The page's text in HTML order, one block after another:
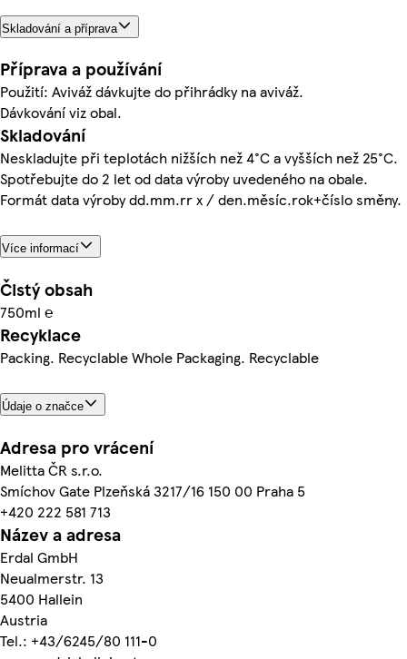
Skladování a příprava
Příprava a používání
Použití: Aviváž dávkujte do přihrádky na aviváž.
Dávkování viz obal.
Skladování
Neskladujte při teplotách nižších než 4°C a vyšších než 25°C.
Spotřebujte do 2 let od data výroby uvedeného na obale.
Formát data výroby dd.mm.rr x / den.měsíc.rok+číslo směny.
Více informací
Čistý obsah
750ml ℮
Recyklace
Packing. Recyclable Whole Packaging. Recyclable
Údaje o značce
Adresa pro vrácení
Melitta ČR s.r.o.
Smíchov Gate Plzeňská 3217/16 150 00 Praha 5
+420 222 581 713
Název a adresa
Erdal GmbH
Neualmerstr. 13
5400 Hallein
Austria
Tel.: +43/6245/80 111-0